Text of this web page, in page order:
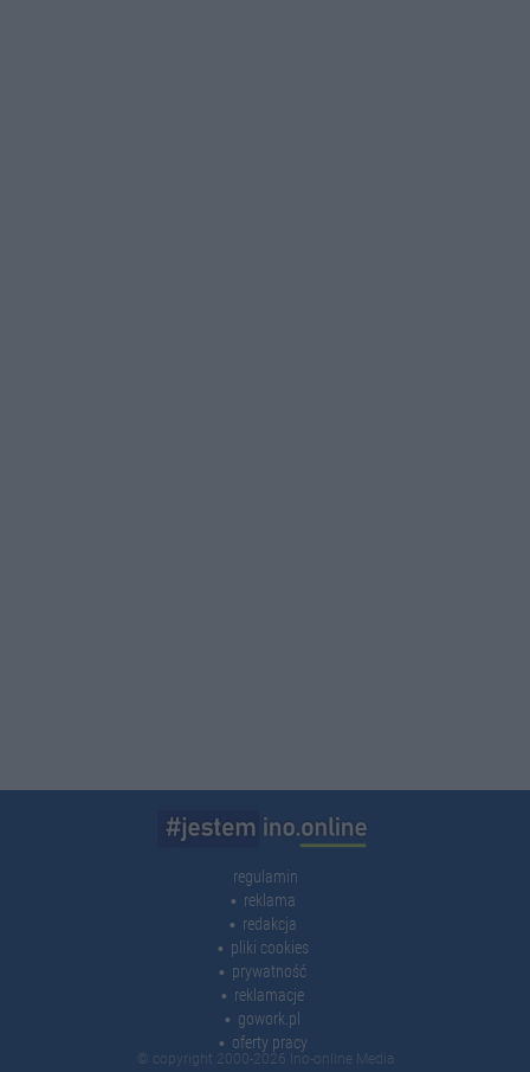
regulamin
reklama
redakcja
pliki cookies
prywatność
reklamacje
gowork.pl
oferty pracy
© copyright 2000-2026 Ino-online Media